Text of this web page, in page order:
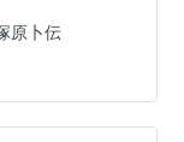
取郡人也、夙
於香取明神、
師、矣、長意
刀、有一弟子
原卜伝